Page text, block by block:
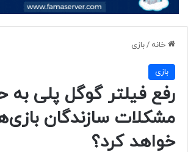
خانه /بازی
بازی
رفع فیلتر گوگل پلی به
مشکلات سازندگان
خواهد کرد؟